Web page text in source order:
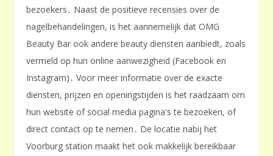
bezoekers․ Naast de positieve recensies over de
nagelbehandelingen, is het aannemelijk dat OMG
Beauty Bar ook andere beauty diensten aanbiedt, zoals
vermeld op hun online aanwezigheid (Facebook en
Instagram)․ Voor meer informatie over de exacte
diensten, prijzen en openingstijden is het raadzaam om
hun website of social media pagina's te bezoeken, of
direct contact op te nemen․ De locatie nabij het
Voorburg station maakt het ook makkelijk bereikbaar